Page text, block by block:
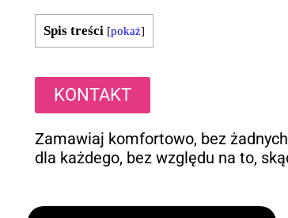
Spis treści [pokaż]
KONTAKT
Zamawiaj komfortowo, bez
dla każdego, bez względu na to,